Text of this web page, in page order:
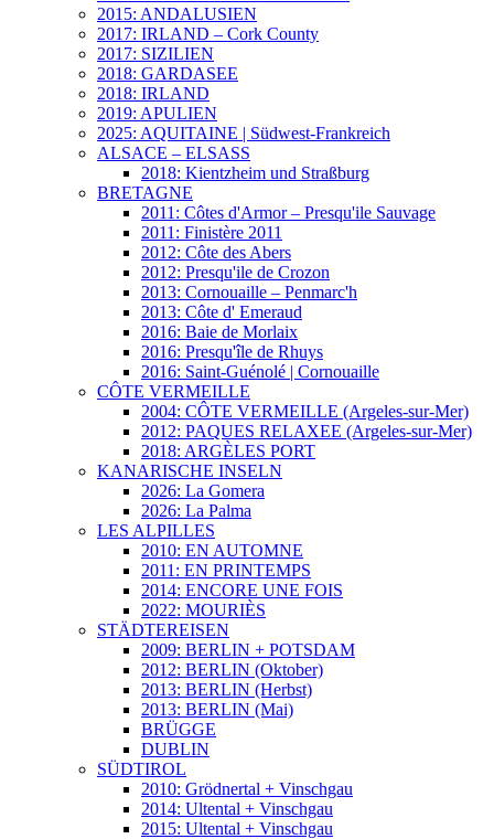
2015: ANDALUSIEN
2017: IRLAND – Cork County
2017: SIZILIEN
2018: GARDASEE
2018: IRLAND
2019: APULIEN
2025: AQUITAINE | Südwest-Frankreich
ALSACE – ELSASS
2018: Kientzheim und Straßburg
BRETAGNE
2011: Côtes d'Armor – Presqu'ile Sauvage
2011: Finistère 2011
2012: Côte des Abers
2012: Presqu'ile de Crozon
2013: Cornouaille – Penmarc'h
2013: Côte d' Emeraud
2016: Baie de Morlaix
2016: Presqu'île de Rhuys
2016: Saint-Guénolé | Cornouaille
CÔTE VERMEILLE
2004: CÔTE VERMEILLE (Argeles-sur-Mer)
2012: PAQUES RELAXEE (Argeles-sur-Mer)
2018: ARGÈLES PORT
KANARISCHE INSELN
2026: La Gomera
2026: La Palma
LES ALPILLES
2010: EN AUTOMNE
2011: EN PRINTEMPS
2014: ENCORE UNE FOIS
2022: MOURIÈS
STÄDTEREISEN
2009: BERLIN + POTSDAM
2012: BERLIN (Oktober)
2013: BERLIN (Herbst)
2013: BERLIN (Mai)
BRÜGGE
DUBLIN
SÜDTIROL
2010: Grödnertal + Vinschgau
2014: Ultental + Vinschgau
2015: Ultental + Vinschgau